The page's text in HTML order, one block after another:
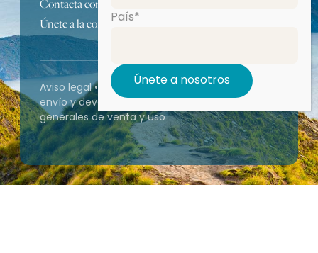
Contacta con nosotros
Únete a la comunidad
Aviso legal• Política de privacidad•Política de
envío y devolución de libros•Condiciones
generales de venta y uso
País*